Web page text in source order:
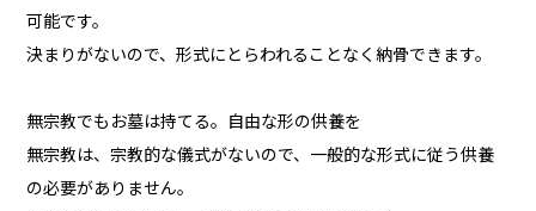
可能です。
決まりがないので、形式にとらわれることなく納骨できます。
無宗教でもお墓は持てる。自由な形の供養を
無宗教は、宗教的な儀式がないので、一般的な形式に従う供養
の必要がありません。